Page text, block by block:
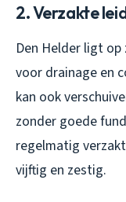
2. Verzakte
Den Helder ligt
voor drainage en
kan ook
zonder goede
regelmatig
vijftig en zestig.